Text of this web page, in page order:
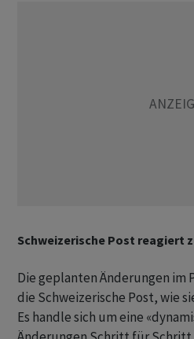
Schweizerische Post reagiert
Die geplanten Änderungen
die Schweizerische Post, wie
Es handle sich um eine